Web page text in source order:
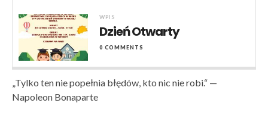
WPIS
Dzień Otwarty
0 COMMENTS
„Tylko ten nie popełnia błędów, kto nic nie robi.“ —
Napoleon Bonaparte